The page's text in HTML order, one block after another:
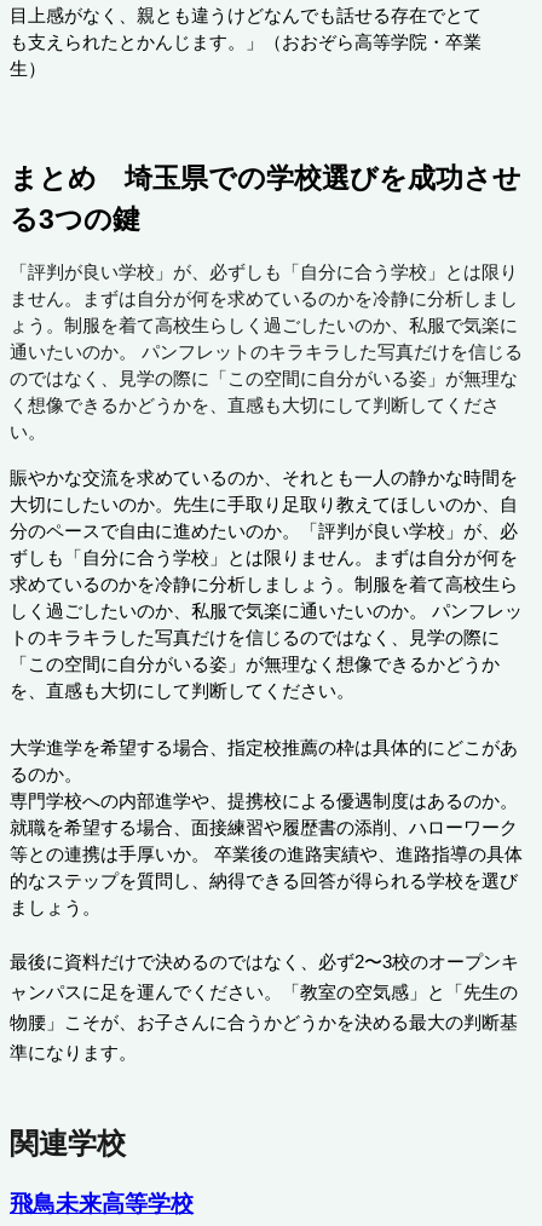
目上感がなく、親とも違うけどなんでも話せる存在でとて
も支えられたとかんじます。」（おおぞら高等学院・卒業
生）
まとめ 埼玉県での学校選びを成功させ
る3つの鍵
「評判が良い学校」が、必ずしも「自分に合う学校」とは限り
ません。まずは自分が何を求めているのかを冷静に分析しまし
ょう。制服を着て高校生らしく過ごしたいのか、私服で気楽に
通いたいのか。 パンフレットのキラキラした写真だけを信じる
のではなく、見学の際に「この空間に自分がいる姿」が無理な
く想像できるかどうかを、直感も大切にして判断してくださ
い。
賑やかな交流を求めているのか、それとも一人の静かな時間を
大切にしたいのか。先生に手取り足取り教えてほしいのか、自
分のペースで自由に進めたいのか。「評判が良い学校」が、必
ずしも「自分に合う学校」とは限りません。まずは自分が何を
求めているのかを冷静に分析しましょう。制服を着て高校生ら
しく過ごしたいのか、私服で気楽に通いたいのか。 パンフレッ
トのキラキラした写真だけを信じるのではなく、見学の際に
「この空間に自分がいる姿」が無理なく想像できるかどうか
を、直感も大切にして判断してください。
大学進学を希望する場合、指定校推薦の枠は具体的にどこがあ
るのか。
専門学校への内部進学や、提携校による優遇制度はあるのか。
就職を希望する場合、面接練習や履歴書の添削、ハローワーク
等との連携は手厚いか。 卒業後の進路実績や、進路指導の具体
的なステップを質問し、納得できる回答が得られる学校を選び
ましょう。
最後に資料だけで決めるのではなく、必ず2〜3校のオープンキ
ャンパスに足を運んでください。「教室の空気感」と「先生の
物腰」こそが、お子さんに合うかどうかを決める最大の判断基
準になります。
関連学校
飛鳥未来高等学校